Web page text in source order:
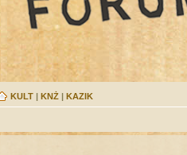
KULT | KNŻ | KAZIK